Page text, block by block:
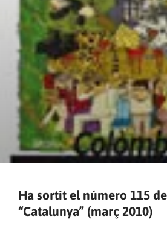
Ha sortit el número 115
“Catalunya” (març 2010)